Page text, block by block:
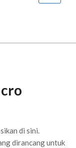
di sini.
dirancang untuk